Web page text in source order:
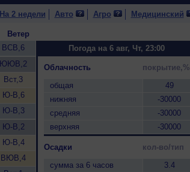
На 2 недели Авто Агро Медицинский
Ветер
ВСВ,6
ЮЮВ,2
Вст,3
Ю-В,6
Ю-В,3
Ю-В,2
Ю-В,4
ВЮВ,4
Погода на 6 авг, Чт, 23:00
Облачность
покрытие,%
общая
49
нижняя
-30000
средняя
-30000
верхняя
-30000
Осадки
кол-во/тип
сумма за 6 часов
3.4